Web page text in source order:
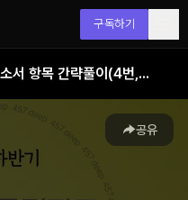
구독하기
2024년 하반기 KB국민카드 자소서 항목 간략풀이(4번, 5번 문항만)
공유